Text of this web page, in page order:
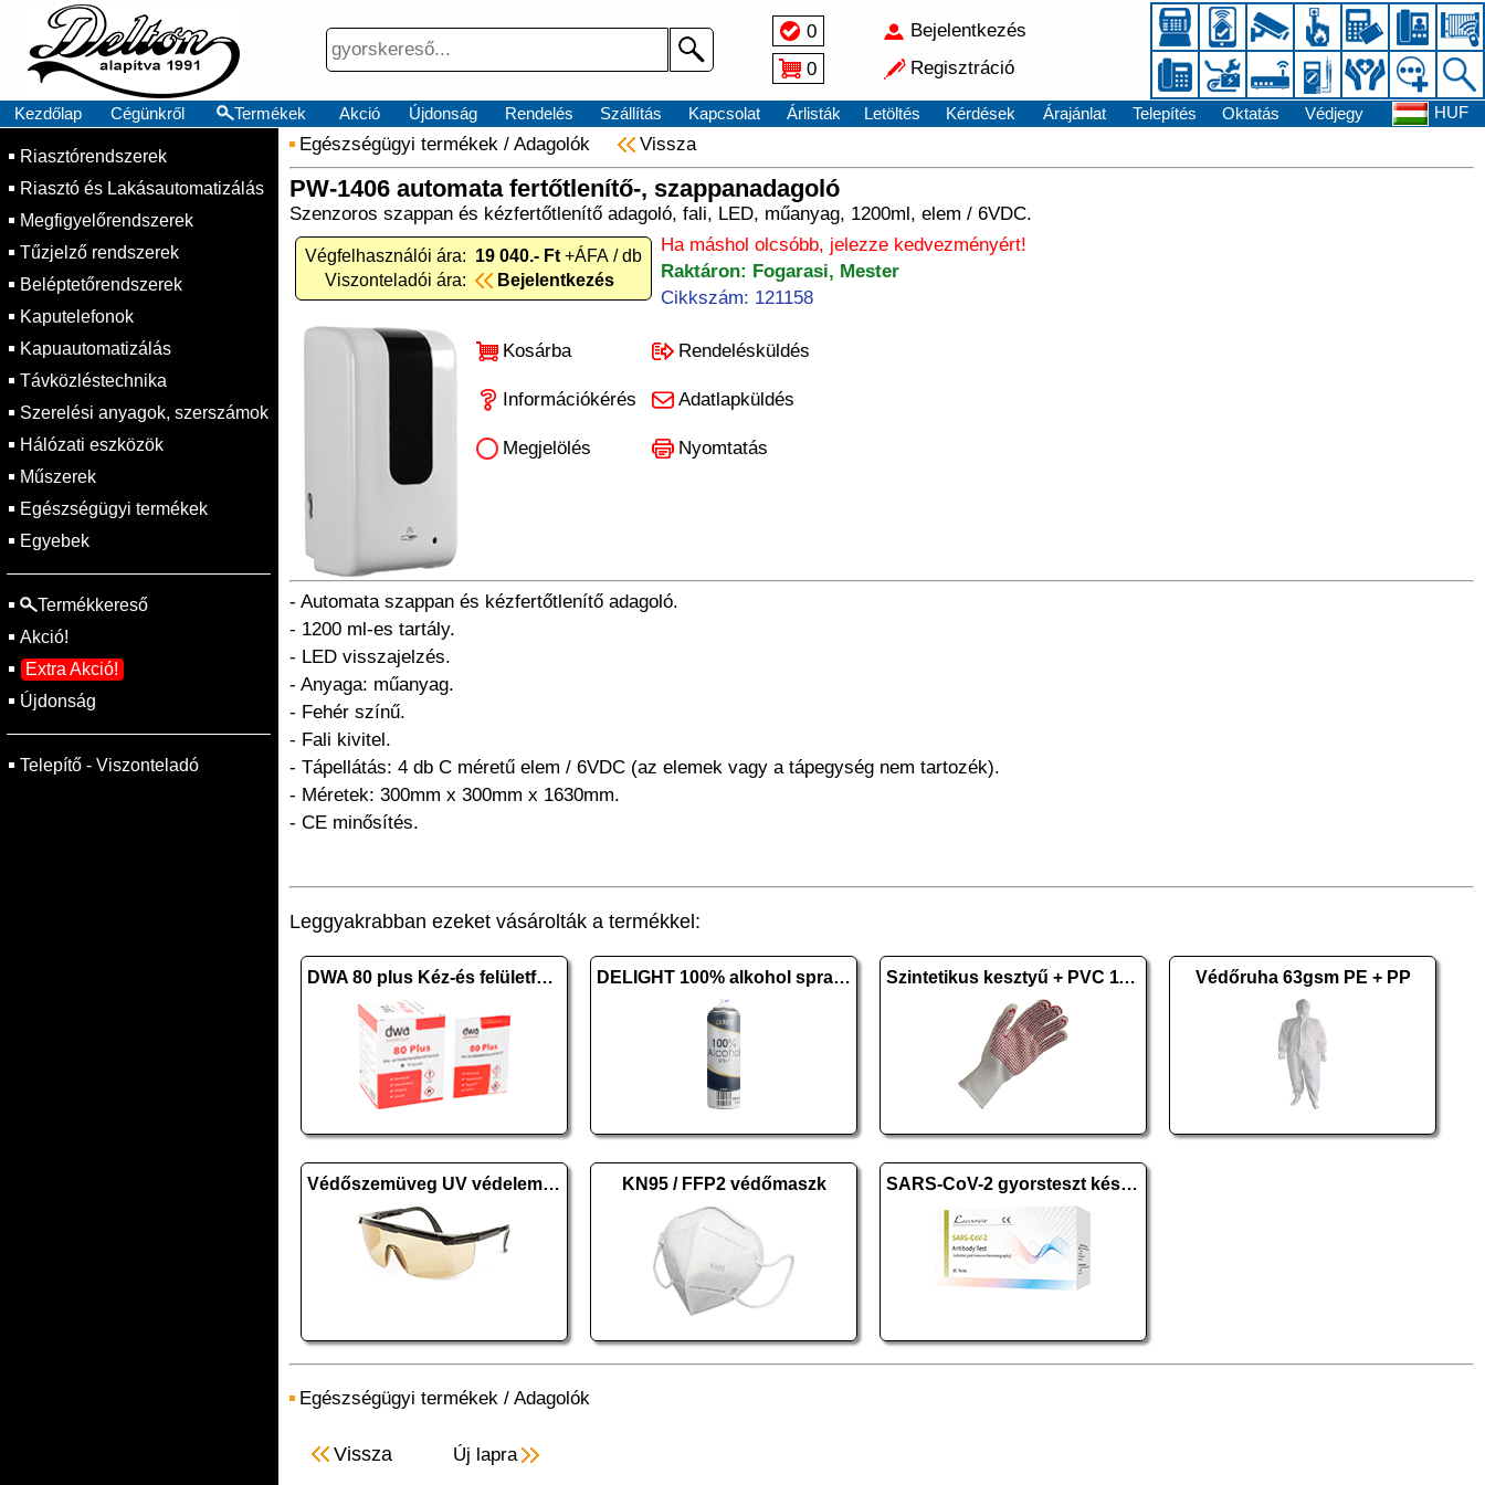
0
0
Bejelentkezés
Regisztráció
Kezdőlap Cégünkről Termékek Akció Újdonság Rendelés Szállítás Kapcsolat Árlisták Letöltés Kérdések Árajánlat Telepítés Oktatás Védjegy HUF
Riasztórendszerek
Riasztó és Lakásautomatizálás
Megfigyelőrendszerek
Tűzjelző rendszerek
Beléptetőrendszerek
Kaputelefonok
Kapuautomatizálás
Távközléstechnika
Szerelési anyagok, szerszámok
Hálózati eszközök
Műszerek
Egészségügyi termékek
Egyebek
Termékkereső
Akció!
Extra Akció!
Újdonság
Telepítő - Viszonteladó
Egészségügyi termékek / Adagolók Vissza
PW-1406 automata fertőtlenítő-, szappanadagoló
Szenzoros szappan és kézfertőtlenítő adagoló, fali, LED, műanyag, 1200ml, elem / 6VDC.
Végfelhasználói ára: 19 040.- Ft +ÁFA / db
Viszonteladói ára:
Bejelentkezés
Ha máshol olcsóbb, jelezze kedvezményért!
Raktáron: Fogarasi, Mester
Cikkszám: 121158
Kosárba Rendelésküldés
Információkérés Adatlapküldés
Megjelölés Nyomtatás
- Automata szappan és kézfertőtlenítő adagoló.
- 1200 ml-es tartály.
- LED visszajelzés.
- Anyaga: műanyag.
- Fehér színű.
- Fali kivitel.
- Tápellátás: 4 db C méretű elem / 6VDC (az elemek vagy a tápegység nem tartozék).
- Méretek: 300mm x 300mm x 1630mm.
- CE minősítés.
Leggyakrabban ezeket vásárolták a termékkel:
DWA 80 plus Kéz-és felületfertőtlenítő kendő 10 db DELIGHT 100% alkohol spray - 500 ml Szintetikus kesztyű + PVC 11/XXL 10 pár Védőruha 63gsm PE + PP
Védőszemüveg UV védelemmel szemüvegeseknek KN95 / FFP2 védőmaszk SARS-CoV-2 gyorsteszt készlet 20 db
Egészségügyi termékek / Adagolók
Vissza Új lapra